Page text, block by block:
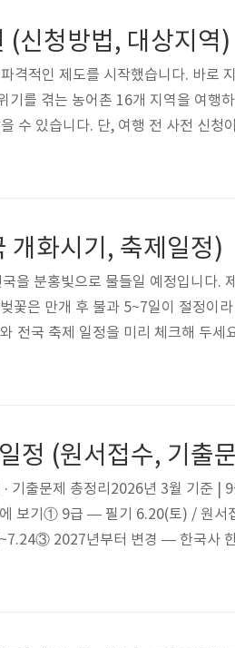
(신청방법, 대상지역)
격적인 제도를 시작했습니다. 바로
를 겪는 농어촌 16개 지역을 여행
수 있습니다. 단, 여행 전 사전 신청
금 바로 확인하세요! 자동목차1. 지역
개화시기, 축제일정)
을 분홍빛으로 물들일 예정입니다.
꽃은 만개 후 불과 5~7일이 절정이
전국 축제 일정을 미리 체크해 두세
정보기관의 분석에 따르면, 2026년
정 (원서접수, 기출
기출문제 총정리2026년 3월 기준 | 9
보기① 9급 — 필기 6.20(토) / 원서
2027년부터 변경 — 한국사
5과목9급 행정직시험과목110분9